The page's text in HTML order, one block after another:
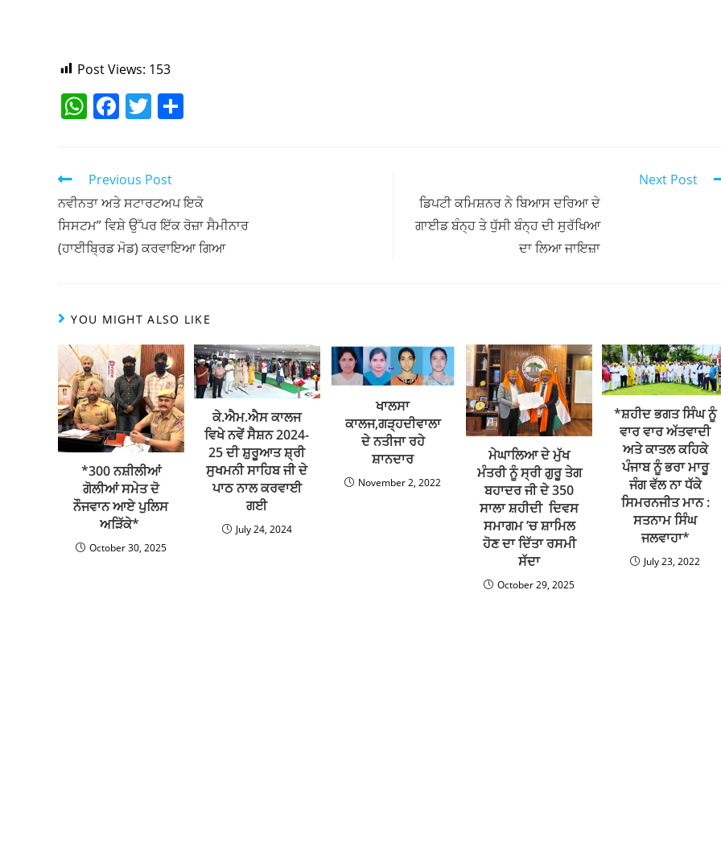
Post Views: 153
W
s
A
p
p
F
e
b
o
o
T
er
Previous Post
ਨਵੀਨਤਾ ਅਤੇ ਸਟਾਰਟਅਪ ਇਕੋ
ਸਿਸਟਮ” ਵਿਸ਼ੇ ਉੱਪਰ ਇੱਕ ਰੋਜ਼ਾ ਸੈਮੀਨਾਰ
(ਹਾਈਬ੍ਰਿਡ ਮੋਡ) ਕਰਵਾਇਆ ਗਿਆ
Next Post
ਡਿਪਟੀ ਕਮਿਸ਼ਨਰ ਨੇ ਬਿਆਸ ਦਰਿਆ ਦੇ
ਗਾਈਡ ਬੰਨ੍ਹ ਤੇ ਧੁੱਸੀ ਬੰਨ੍ਹ ਦੀ ਸੁਰੱਖਿਆ
ਦਾ ਲਿਆ ਜਾਇਜ਼ਾ
YOU MIGHT ALSO LIKE
*300 ਨਸ਼ੀਲੀਆਂ
ਗੋਲੀਆਂ ਸਮੇਤ ਦੋ
ਨੌਜਵਾਨ ਆਏ ਪੁਲਿਸ
ਅੜਿੱਕੇ*
October 30, 2025
ਕੇ.ਐਮ.ਐਸ ਕਾਲਜ
ਵਿਖੇ ਨਵੇਂ ਸੈਸ਼ਨ 2024-
25 ਦੀ ਸ਼ੁਰੂਆਤ ਸ਼੍ਰੀ
ਸੁਖਮਨੀ ਸਾਹਿਬ ਜੀ ਦੇ
ਪਾਠ ਨਾਲ ਕਰਵਾਈ
ਗਈ
July 24, 2024
ਖਾਲਸਾ
ਕਾਲਜ,ਗੜ੍ਹਦੀਵਾਲਾ
ਦੇ ਨਤੀਜਾ ਰਹੇ
ਸ਼ਾਨਦਾਰ
November 2, 2022
ਮੇਘਾਲਿਆ ਦੇ ਮੁੱਖ
ਮੰਤਰੀ ਨੂੰ ਸ੍ਰੀ ਗੁਰੂ ਤੇਗ
ਬਹਾਦਰ ਜੀ ਦੇ 350
ਸਾਲਾ ਸ਼ਹੀਦੀ ਦਿਵਸ
ਸਮਾਗਮ ’ਚ ਸ਼ਾਮਿਲ
ਹੋਣ ਦਾ ਦਿੱਤਾ ਰਸਮੀ
ਸੱਦਾ
October 29, 2025
*ਸ਼ਹੀਦ ਭਗਤ ਸਿੰਘ ਨੂੰ
ਵਾਰ ਵਾਰ ਅੱਤਵਾਦੀ
ਅਤੇ ਕਾਤਲ ਕਹਿਕੇ
ਪੰਜਾਬ ਨੂੰ ਭਰਾ ਮਾਰੂ
ਜੰਗ ਵੱਲ ਨਾ ਧੱਕੇ
ਸਿਮਰਨਜੀਤ ਮਾਨ :
ਸਤਨਾਮ ਸਿੰਘ
ਜਲਵਾਹਾ*
July 23, 2022